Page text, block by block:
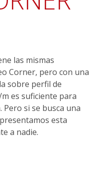
las mismas
Corner, pero con una
sobre perfil de
es suficiente para
Pero si se busca una
esta
a nadie.